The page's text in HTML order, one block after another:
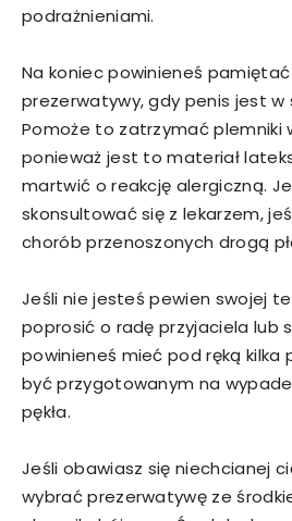
podrażnieniami.
Na koniec powinieneś pamiętać
prezerwatywy, gdy penis jest w
Pomoże to zatrzymać plemniki
ponieważ jest to materiał
martwić o reakcję alergiczną.
skonsultować się z lekarzem,
chorób przenoszonych drogą
Jeśli nie jesteś pewien swojej
poprosić o radę przyjaciela lub
powinieneś mieć pod ręką kilka
być przygotowanym na
pękła.
Jeśli obawiasz się niechcianej
wybrać prezerwatywę ze